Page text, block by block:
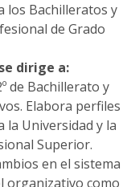
los Bachilleratos y
de Grado
dirige a:
de Bachillerato y
Elabora perfiles
la Universidad y la
Superior.
en el sistema
organizativo como